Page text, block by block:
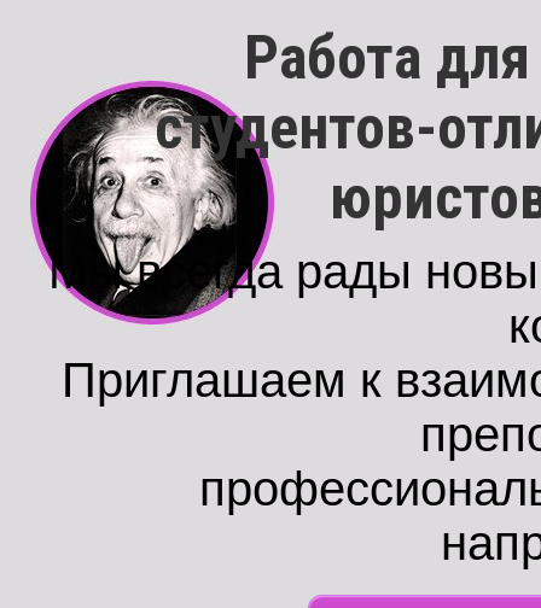
Работа
студентов-
Мы всегда рады
Приглашаем к